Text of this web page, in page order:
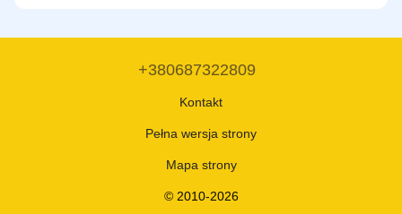
+380687322809
Kontakt
Pełna wersja strony
Mapa strony
© 2010-2026